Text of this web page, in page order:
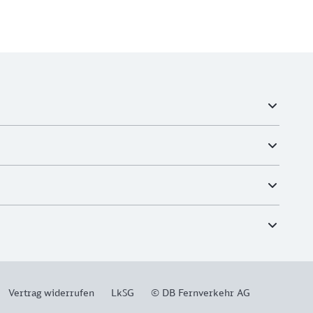
Vertrag widerrufen LkSG © DB Fernverkehr AG